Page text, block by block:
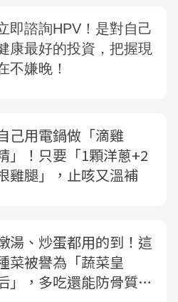
己用電鍋做「滴雞
」！只要「1顆洋蔥+2
雞腿」，止咳又溫補
湯、炒蛋都用的到！這
菜被譽為「蔬菜皇
」，多吃還能防骨質疏